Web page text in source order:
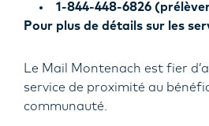
1-844-448-6826
Pour plus de détails sur les
Le Mail Montenach est fier
service de proximité au
communauté.